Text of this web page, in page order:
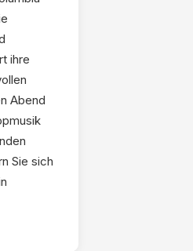
ihre
Abend
Sie sich